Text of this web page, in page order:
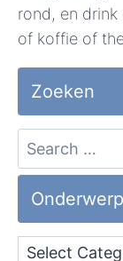
rond, en
of koffie of
Zoeken
Search
for:
Onderwerpen